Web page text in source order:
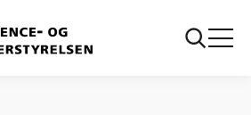
økonomisk ramme for 2026